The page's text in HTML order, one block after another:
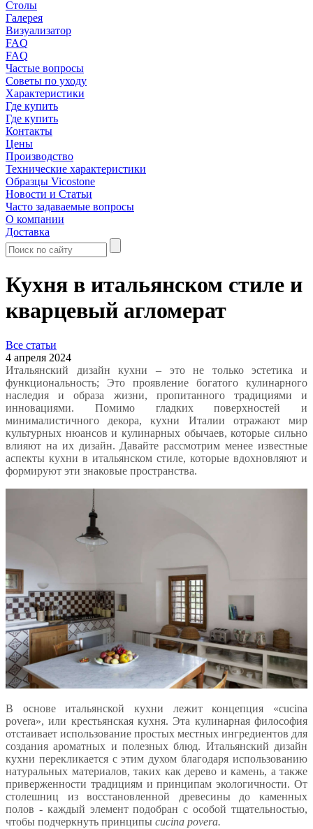
Столы
Галерея
Визуализатор
FAQ
FAQ
Частые вопросы
Советы по уходу
Характеристики
Где купить
Где купить
Контакты
Цены
Производство
Технические характеристики
Образцы Vicostone
Новости и Статьи
Часто задаваемые вопросы
О компании
Доставка
Кухня в итальянском стиле и
кварцевый агломерат
Все статьи
4 апреля 2024
Итальянский дизайн кухни – это не только эстетика и
функциональность; Это проявление богатого кулинарного
наследия и образа жизни, пропитанного традициями и
инновациями. Помимо гладких поверхностей и
минималистичного декора, кухни Италии отражают мир
культурных нюансов и кулинарных обычаев, которые сильно
влияют на их дизайн. Давайте рассмотрим менее известные
аспекты кухни в итальянском стиле, которые вдохновляют и
формируют эти знаковые пространства.
В основе итальянской кухни лежит концепция «cucina
povera», или крестьянская кухня. Эта кулинарная философия
отстаивает использование простых местных ингредиентов для
создания ароматных и полезных блюд. Итальянский дизайн
кухни перекликается с этим духом благодаря использованию
натуральных материалов, таких как дерево и камень, а также
приверженности традициям и принципам экологичности. От
столешниц из восстановленной древесины до каменных
полов - каждый элемент подобран с особой тщательностью,
чтобы подчеркнуть принципы cucina povera.